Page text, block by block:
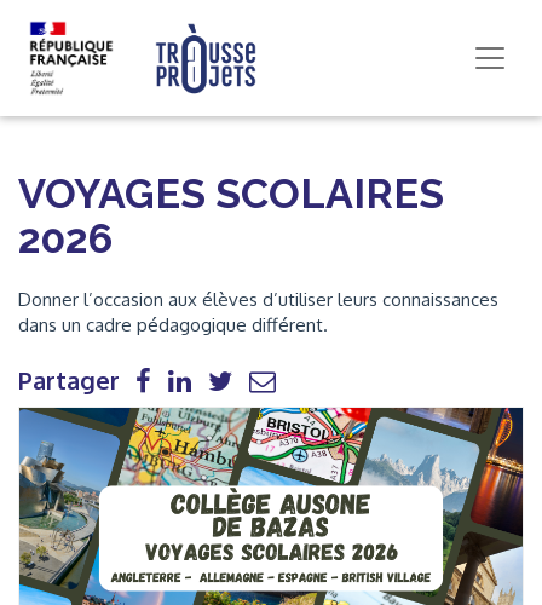
VOYAGES SCOLAIRES
2026
Donner l’occasion aux élèves d’utiliser leurs connaissances
dans un cadre pédagogique différent.
Partager